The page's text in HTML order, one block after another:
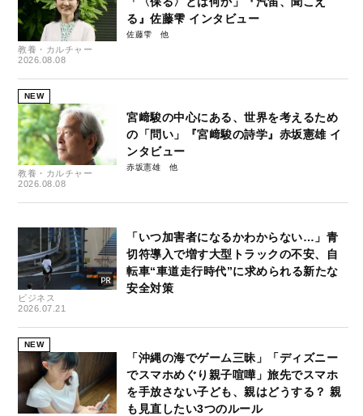
教養・カルチャー
2026.08.08
る』佐藤雫 インタビュー
佐藤雫
NEW
教養・カルチャー
2026.08.08
宮﨑駿の中心にある、世界を考えるため
の「問い」『宮﨑駿の詩学』赤坂憲雄 イ
ンタビュー
赤坂憲雄
ビジネス
2026.07.21
「いつ加害者になるかわからない…」青
切符導入で増す大型トラックの不安、自
転車“車道走行時代”に求められる新たな
安全対策
NEW
「沖縄の海でゲーム三昧」「ディズニー
でスマホめぐり親子喧嘩」旅先でスマホ
を手放さない子ども、親はどうする？ 親
も見直したい3つのルール